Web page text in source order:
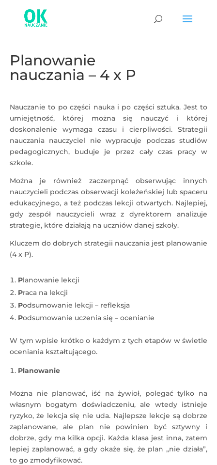
Planowanie
nauczania – 4 x P
Nauczanie to po części nauka i po części sztuka. Jest to
umiejętność, której można się nauczyć i której
doskonalenie wymaga czasu i cierpliwości. Strategii
nauczania nauczyciel nie wypracuje podczas studiów
pedagogicznych, buduje je przez cały czas pracy w
szkole.
Można je również zaczerpnąć obserwując innych
nauczycieli podczas obserwacji koleżeńskiej lub spaceru
edukacyjnego, a też podczas lekcji otwartych. Najlepiej,
gdy zespół nauczycieli wraz z dyrektorem analizuje
strategie, które działają na uczniów danej szkoły.
Kluczem do dobrych strategii nauczania jest planowanie
(4 x P).
Planowanie lekcji
Praca na lekcji
Podsumowanie lekcji – refleksja
Podsumowanie uczenia się – ocenianie
W tym wpisie krótko o każdym z tych etapów w świetle
oceniania kształtującego.
Planowanie
Można nie planować, iść na żywioł, polegać tylko na
własnym bogatym doświadczeniu, ale wtedy istnieje
ryzyko, że lekcja się nie uda. Najlepsze lekcje są dobrze
zaplanowane, ale plan nie powinien być sztywny i
dobrze, gdy ma kilka opcji. Każda klasa jest inna, zatem
lepiej zaplanować, a gdy okaże się, że plan „nie działa”,
to go zmodyfikować.